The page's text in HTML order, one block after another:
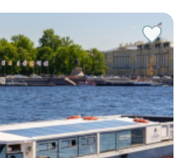
дельты Невы на